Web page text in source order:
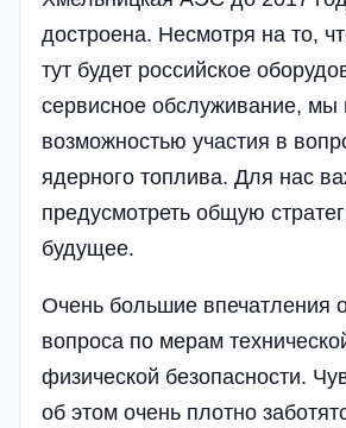
достроена. Несмотря на то,
тут будет российское
сервисное обслуживание, мы
возможностью участия в
ядерного топлива. Для нас
предусмотреть общую
будущее.
Очень большие впечатления
вопроса по мерам
физической безопасности.
об этом очень плотно